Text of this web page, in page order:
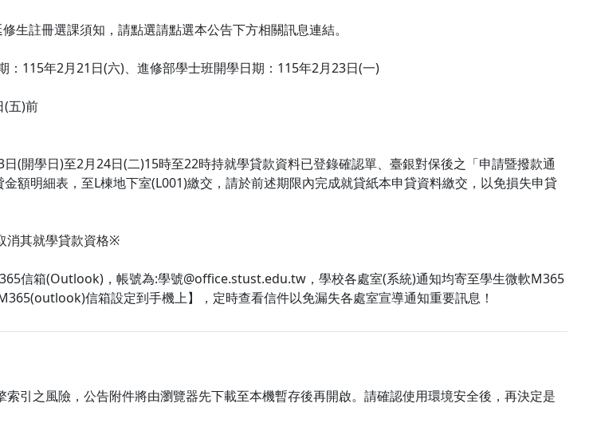
生註冊選課須知，請點選請點選本公告下方相關訊息連結。
：115年2月21日(六)、進修部學士班開學日期：115年2月23日(一)
(五)前
(開學日)至2月24日(二)15時至22時持就學貸款資料已登錄確認單、臺銀對保後之「申請暨撥款通
額明細表，至L棟地下室(L001)繳交，請於前述期限內完成就貸紙本申貸資料繳交，以免損失申貸
消其就學貸款資格※
信箱(Outlook)，帳號為:學號@office.stust.edu.tw，學校各處室(系統)通知均寄至學生微軟M365
信箱設定到手機上】，定時查看信件以免漏失各處室宣導通知重要訊息！
引之風險，公告附件將由瀏覽器先下載至本機暫存後再開啟。請確認使用環境安全後，再決定是